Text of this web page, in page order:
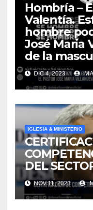
Hombría –
Valentía.
hombre
José Maria
de la
DIC 4, 2023
IGLESIA & MINISTERIO
DEL
NOV 11, 2023